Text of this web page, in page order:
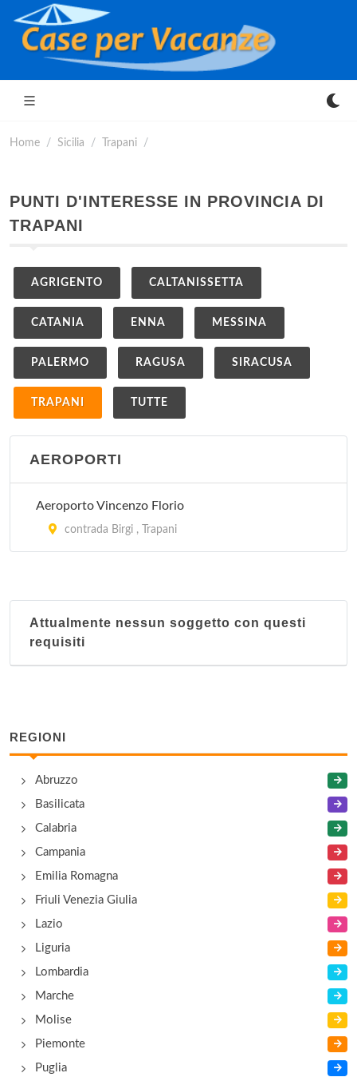
Home Sicilia Trapani
PUNTI D'INTERESSE IN PROVINCIA DI
TRAPANI
AGRIGENTO CALTANISSETTA
CATANIA ENNA MESSINA
PALERMO RAGUSA SIRACUSA
TRAPANI TUTTE
AEROPORTI
Aeroporto Vincenzo Florio
contrada Birgi , Trapani
Attualmente nessun soggetto con questi
requisiti
REGIONI
Abruzzo
Basilicata
Calabria
Campania
Emilia Romagna
Friuli Venezia Giulia
Lazio
Liguria
Lombardia
Marche
Molise
Piemonte
Puglia